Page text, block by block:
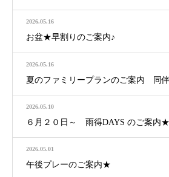
2026.05.16
お盆★早割りのご案内♪
2026.05.16
夏のファミリープランのご案内 同
2026.05.10
６月２０日～ 雨得DAYS のご案内★
2026.05.01
午後プレーのご案内★